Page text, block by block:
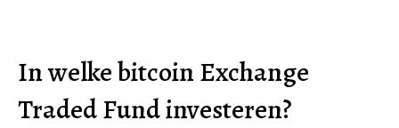
In welke bitcoin Exchange
Traded Fund investeren?